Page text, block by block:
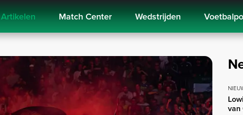
Artikelen Match Center Wedstrijden
van